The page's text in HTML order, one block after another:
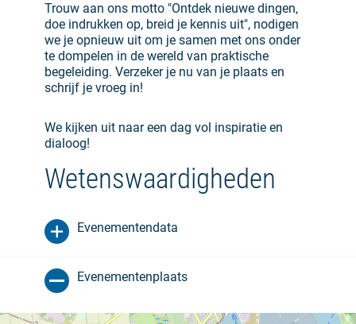
Trouw aan ons motto "Ontdek nieuwe dingen,
doe indrukken op, breid je kennis uit", nodigen
we je opnieuw uit om je samen met ons onder
te dompelen in de wereld van praktische
begeleiding. Verzeker je nu van je plaats en
schrijf je vroeg in!
We kijken uit naar een dag vol inspiratie en
dialoog!
Wetenswaardigheden
Evenementendata
Evenementenplaats